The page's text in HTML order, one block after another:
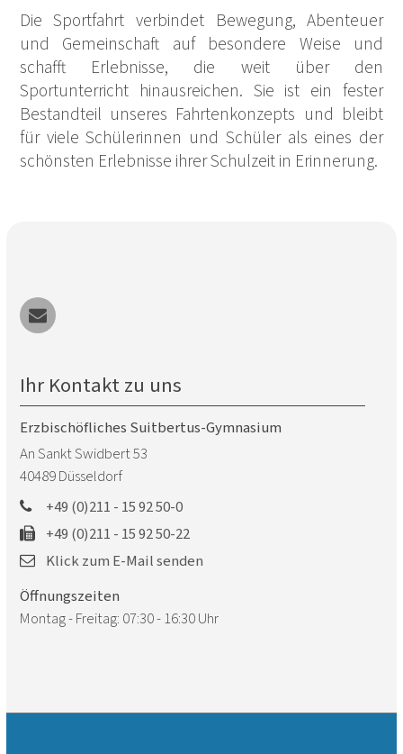
Die Sportfahrt verbindet Bewegung, Abenteuer
und Gemeinschaft auf besondere Weise und
schafft Erlebnisse, die weit über den
Sportunterricht hinausreichen. Sie ist ein fester
Bestandteil unseres Fahrtenkonzepts und bleibt
für viele Schülerinnen und Schüler als eines der
schönsten Erlebnisse ihrer Schulzeit in Erinnerung.
Ihr Kontakt zu uns
Erzbischöfliches Suitbertus-Gymnasium
An Sankt Swidbert 53
40489Düsseldorf
+49 (0)211 - 15 92 50-0
+49 (0)211 - 15 92 50-22
Klick zum E-Mail senden
Öffnungszeiten
Montag - Freitag: 07:30 - 16:30 Uhr